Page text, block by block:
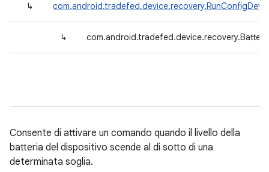
↳
↳
Consente di attivare un comando quando il livello della
batteria del dispositivo scende al di sotto di una
determinata soglia.